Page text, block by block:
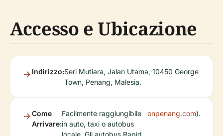
Accesso e Ubicazione
Indirizzo:Seri Mutiara, Jalan Utama, 10450 George
Town, Penang, Malesia.
Come
Arrivare:
Facilmente raggiungibile
in auto, taxi o autobus
onpenang.com).